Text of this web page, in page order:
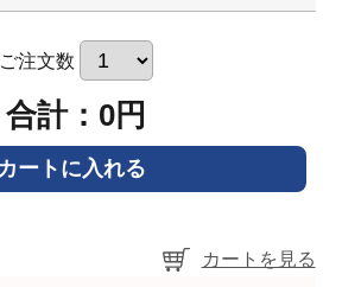
ご注文数
合計：0円
カートを見る